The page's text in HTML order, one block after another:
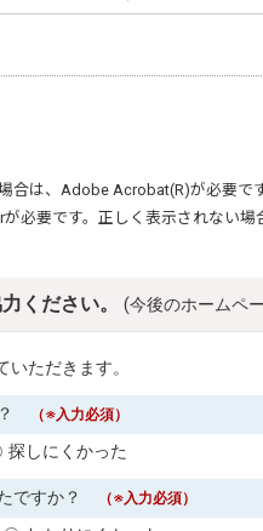
合は、 Adobe Acrobat(R)が必要で
が必要です。正しく表示されない場